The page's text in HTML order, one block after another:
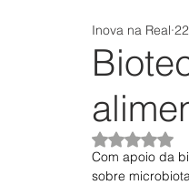
inovação em saúde
Inova na Real
Avaliado
Com apoio da
sobre